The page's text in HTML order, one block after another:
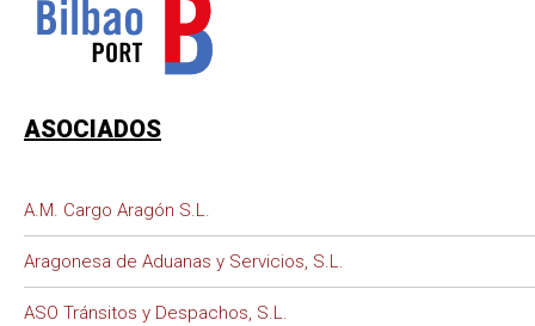
ASOCIADOS
A.M. Cargo Aragón S.L.
Aragonesa de Aduanas y Servicios, S.L.
ASO Tránsitos y Despachos, S.L.